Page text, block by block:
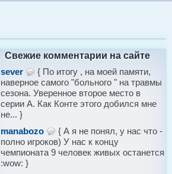
Свежие комментарии на сайте
sever
{ По итогу , на моей памяти,
наверное самого "больного " на травмы
сезона. Уверенное второе место в
серии А. Как Конте этого добился мне
не... }
manabozo
{ А я не понял, у нас что -
полно игроков) У нас к концу
чемпионата 9 человек живых останется
:wow: }